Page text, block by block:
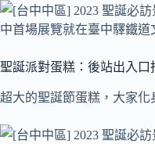
聖誕派對蛋糕：後站出入口
超大的聖誕節蛋糕，大家化